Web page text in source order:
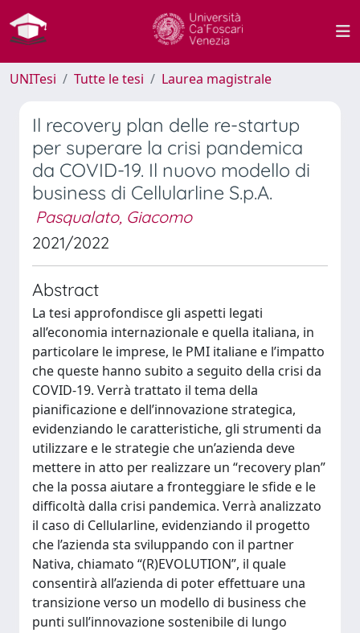
UNITesi Tutte le tesi Laurea magistrale
Il recovery plan delle re-startup
per superare la crisi pandemica
da COVID-19. Il nuovo modello di
business di Cellularline S.p.A.
Pasqualato, Giacomo
2021/2022
Abstract
La tesi approfondisce gli aspetti legati
all’economia internazionale e quella italiana, in
particolare le imprese, le PMI italiane e l’impatto
che queste hanno subito a seguito della crisi da
COVID-19. Verrà trattato il tema della
pianificazione e dell’innovazione strategica,
evidenziando le caratteristiche, gli strumenti da
utilizzare e le strategie che un’azienda deve
mettere in atto per realizzare un “recovery plan”
che la possa aiutare a fronteggiare le sfide e le
difficoltà dalla crisi pandemica. Verrà analizzato
il caso di Cellularline, evidenziando il progetto
che l’azienda sta sviluppando con il partner
Nativa, chiamato “(R)EVOLUTION”, il quale
consentirà all’azienda di poter effettuare una
transizione verso un modello di business che
punti sull’innovazione sostenibile di lungo